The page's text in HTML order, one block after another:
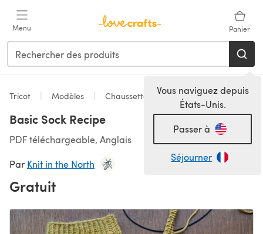
Menu Panier
Vous naviguez depuis
États-Unis.
Passer à
Séjourner
Tricot Modèles Chaussettes
Basic Sock Recipe
PDF téléchargeable, Anglais
Par Knit in the North
Gratuit